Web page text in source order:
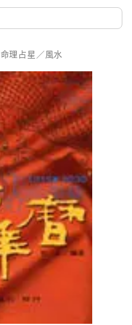
命理占星／風水